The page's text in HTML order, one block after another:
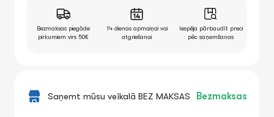
Bezmaksas piegāde
pirkumiem virs 50€
14 dienas apmaiņai vai
atgriešanai
Iespēja pārbaudīt preci
pēc saņemšanas
Saņemt mūsu veikalā BEZ MAKSAS Bezmaksas